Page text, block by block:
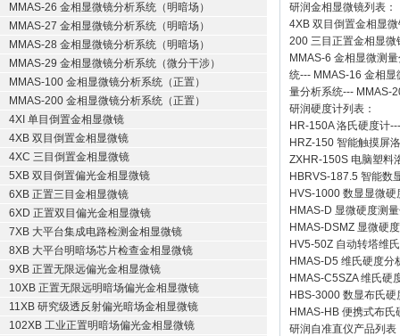
MMAS-26 金相显微镜分析系统（明暗场）
MMAS-27 金相显微镜分析系统（明暗场）
MMAS-28 金相显微镜分析系统（明暗场）
MMAS-29 金相显微镜分析系统（微分干涉）
MMAS-100 金相显微镜分析系统（正置）
MMAS-200 金相显微镜分析系统（正置）
4XI 单目倒置金相显微镜
4XB 双目倒置金相显微镜
4XC 三目倒置金相显微镜
5XB 双目倒置偏光金相显微镜
6XB 正置三目金相显微镜
6XD 正置双目偏光金相显微镜
7XB 大平台集成电路检测金相显微镜
8XB 大平台明暗场芯片检查金相显微镜
9XB 正置无限远偏光金相显微镜
10XB 正置无限远明暗场偏光金相显微镜
11XB 研究级透反射偏光暗场金相显微镜
102XB 工业正置明暗场偏光金相显微镜
研润金相显微镜列表：
4XB 双目倒置金相显
200 三目正置金相显微
MMAS-6 金相显微测
统--- MMAS-16 金相显
量分析系统--- MMAS-
研润硬度计列表：
HR-150A 洛氏硬度计
HRZ-150 智能触摸屏
ZXHR-150S 电脑塑料
HBRVS-187.5 智能数
HVS-1000 数显显微硬
HMAS-D 显微硬度测
HMAS-DSMZ 显微硬
HV5-50Z 自动转塔维
HMAS-D5 维氏硬度分
HMAS-C5SZA 维氏硬
HBS-3000 数显布氏硬
HMAS-HB 便携式布氏
研润自准直仪产品列表